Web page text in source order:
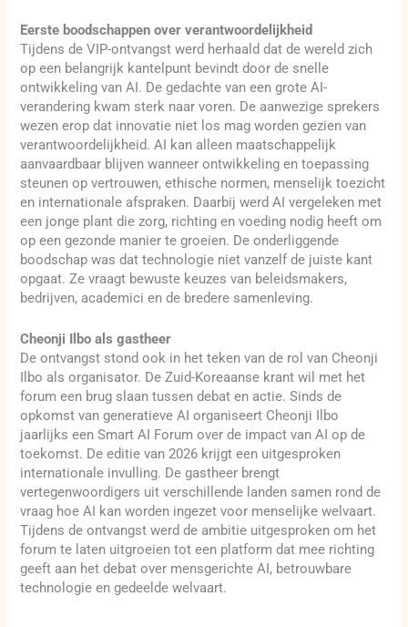
Eerste boodschappen over verantwoordelijkheid
Tijdens de VIP-ontvangst werd herhaald dat de wereld zich
op een belangrijk kantelpunt bevindt door de snelle
ontwikkeling van AI. De gedachte van een grote AI-
verandering kwam sterk naar voren. De aanwezige sprekers
wezen erop dat innovatie niet los mag worden gezien van
verantwoordelijkheid. AI kan alleen maatschappelijk
aanvaardbaar blijven wanneer ontwikkeling en toepassing
steunen op vertrouwen, ethische normen, menselijk toezicht
en internationale afspraken. Daarbij werd AI vergeleken met
een jonge plant die zorg, richting en voeding nodig heeft om
op een gezonde manier te groeien. De onderliggende
boodschap was dat technologie niet vanzelf de juiste kant
opgaat. Ze vraagt bewuste keuzes van beleidsmakers,
bedrijven, academici en de bredere samenleving.
Cheonji Ilbo als gastheer
De ontvangst stond ook in het teken van de rol van Cheonji
Ilbo als organisator. De Zuid-Koreaanse krant wil met het
forum een brug slaan tussen debat en actie. Sinds de
opkomst van generatieve AI organiseert Cheonji Ilbo
jaarlijks een Smart AI Forum over de impact van AI op de
toekomst. De editie van 2026 krijgt een uitgesproken
internationale invulling. De gastheer brengt
vertegenwoordigers uit verschillende landen samen rond de
vraag hoe AI kan worden ingezet voor menselijke welvaart.
Tijdens de ontvangst werd de ambitie uitgesproken om het
forum te laten uitgroeien tot een platform dat mee richting
geeft aan het debat over mensgerichte AI, betrouwbare
technologie en gedeelde welvaart.